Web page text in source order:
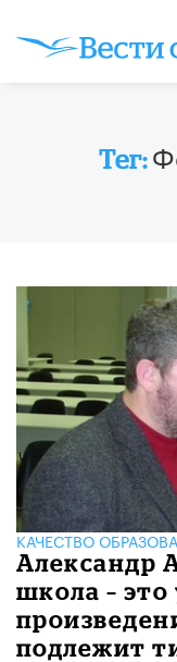
Тег:
КАЧЕСТВО
Александр
школа – это
подлежит